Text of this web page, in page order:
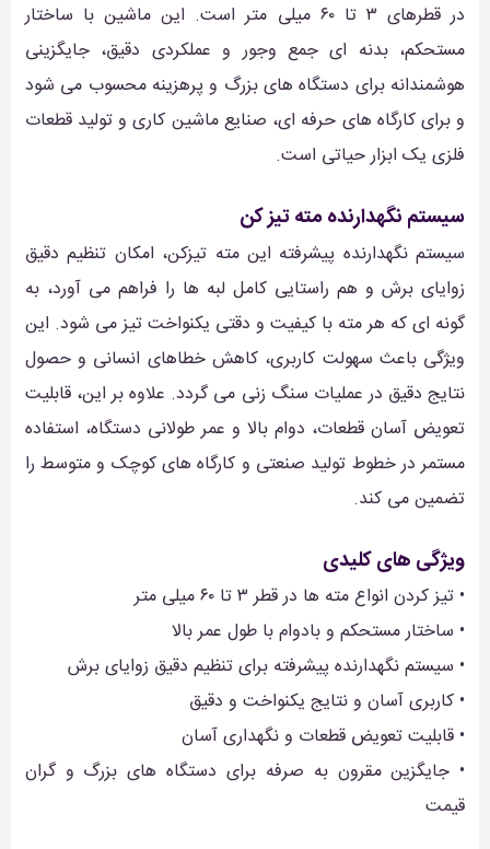
در قطرهای ۳ تا ۶۰ میلی متر است. این ماشین با ساختار
مستحکم، بدنه ای جمع وجور و عملکردی دقیق، جایگزینی
هوشمندانه برای دستگاه های بزرگ و پرهزینه محسوب می شود
و برای کارگاه های حرفه ای، صنایع ماشین کاری و تولید قطعات
فلزی یک ابزار حیاتی است.
سیستم نگهدارنده مته تیز کن
سیستم نگهدارنده پیشرفته این مته تیزکن، امکان تنظیم دقیق
زوایای برش و هم راستایی کامل لبه ها را فراهم می آورد، به
گونه ای که هر مته با کیفیت و دقتی یکنواخت تیز می شود. این
ویژگی باعث سهولت کاربری، کاهش خطاهای انسانی و حصول
نتایج دقیق در عملیات سنگ زنی می گردد. علاوه بر این، قابلیت
تعویض آسان قطعات، دوام بالا و عمر طولانی دستگاه، استفاده
مستمر در خطوط تولید صنعتی و کارگاه های کوچک و متوسط را
تضمین می کند.
ویژگی های کلیدی
• تیز کردن انواع مته ها در قطر ۳ تا ۶۰ میلی متر
• ساختار مستحکم و بادوام با طول عمر بالا
• سیستم نگهدارنده پیشرفته برای تنظیم دقیق زوایای برش
• کاربری آسان و نتایج یکنواخت و دقیق
• قابلیت تعویض قطعات و نگهداری آسان
• جایگزین مقرون به صرفه برای دستگاه های بزرگ و گران
قیمت